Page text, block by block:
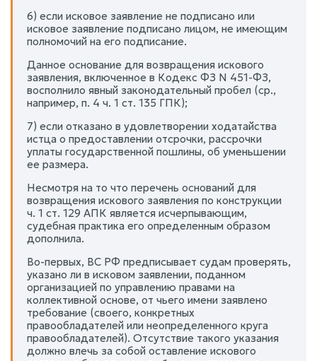
6) если исковое заявление не подписано или
исковое заявление подписано лицом, не имеющим
полномочий на его подписание.
Данное основание для возвращения искового
заявления, включенное в Кодекс ФЗ N 451-ФЗ,
восполнило явный законодательный пробел (ср.,
например, п. 4 ч. 1 ст. 135 ГПК);
7) если отказано в удовлетворении ходатайства
истца о предоставлении отсрочки, рассрочки
уплаты государственной пошлины, об уменьшении
ее размера.
Несмотря на то что перечень оснований для
возвращения искового заявления по конструкции
ч. 1 ст. 129 АПК является исчерпывающим,
судебная практика его определенным образом
дополнила.
Во-первых, ВС РФ предписывает судам проверять,
указано ли в исковом заявлении, поданном
организацией по управлению правами на
коллективной основе, от чьего имени заявлено
требование (своего, конкретных
правообладателей или неопределенного круга
правообладателей). Отсутствие такого указания
должно влечь за собой оставление искового